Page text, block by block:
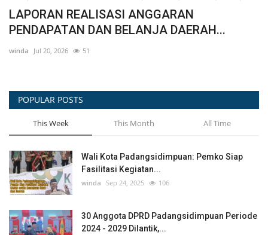
LAPORAN REALISASI ANGGARAN
PENDAPATAN DAN BELANJA DAERAH...
winda Jul 20, 2026 51
POPULAR POSTS
This Week This Month All Time
Wali Kota Padangsidimpuan: Pemko Siap
Fasilitasi Kegiatan...
winda Sep 24, 2025 106
30 Anggota DPRD Padangsidimpuan Periode
2024 - 2029 Dilantik,...